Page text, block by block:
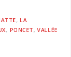
LA
PONCET
VALLÉE